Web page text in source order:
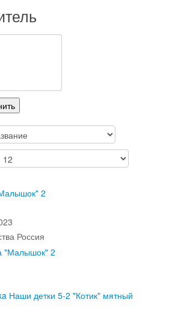
2
Россия
Наши детки 5-2 "Котик" мятный